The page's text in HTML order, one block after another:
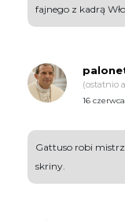
fajnego z kadrą
(ostatnio
16
Gattuso robi
skriny.